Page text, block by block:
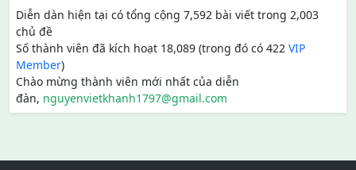
Diễn dàn hiện tại có tổng cộng 7,592 bài viết trong 2,003
chủ đề
Số thành viên đã kích hoạt 18,089 (trong đó có 422 VIP
Member)
Chào mừng thành viên mới nhất của diễn
đàn, nguyenvietkhanh1797@gmail.com